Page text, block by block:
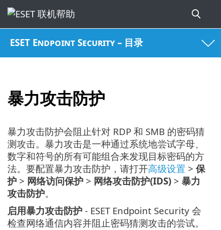
ESET Endpoint Security – 目录
暴力攻击防护
暴力攻击防护会阻止针对 RDP 和 SMB 的密码猜
测攻击。暴力攻击是一种通过系统地尝试字母、
数字和符号的所有可能组合来发现目标密码的方
法。要配置暴力攻击防护，请打开高级设置 > 保
护 > 网络访问保护 > 网络攻击防护(IDS) > 暴力
攻击防护。
启用暴力攻击防护 - ESET Endpoint Security 会
检查网络通信内容并阻止密码猜测攻击的尝试。